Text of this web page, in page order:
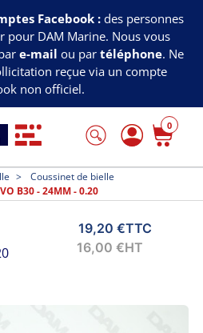
Facebook : des personnes
pour DAM Marine. Nous vous
e-mail ou par téléphone. Ne
reçue via un compte
non officiel.
0
Coussinet de bielle
B30 - 24MM - 0.20
19,20 €TTC
16,00 €HT